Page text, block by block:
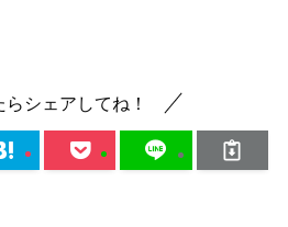
らシェアしてね！